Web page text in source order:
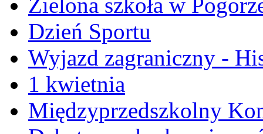
Zielona szkoła w
Dzień Sportu
Wyjazd zagraniczny -
1 kwietnia
Międzyprzedszkolny